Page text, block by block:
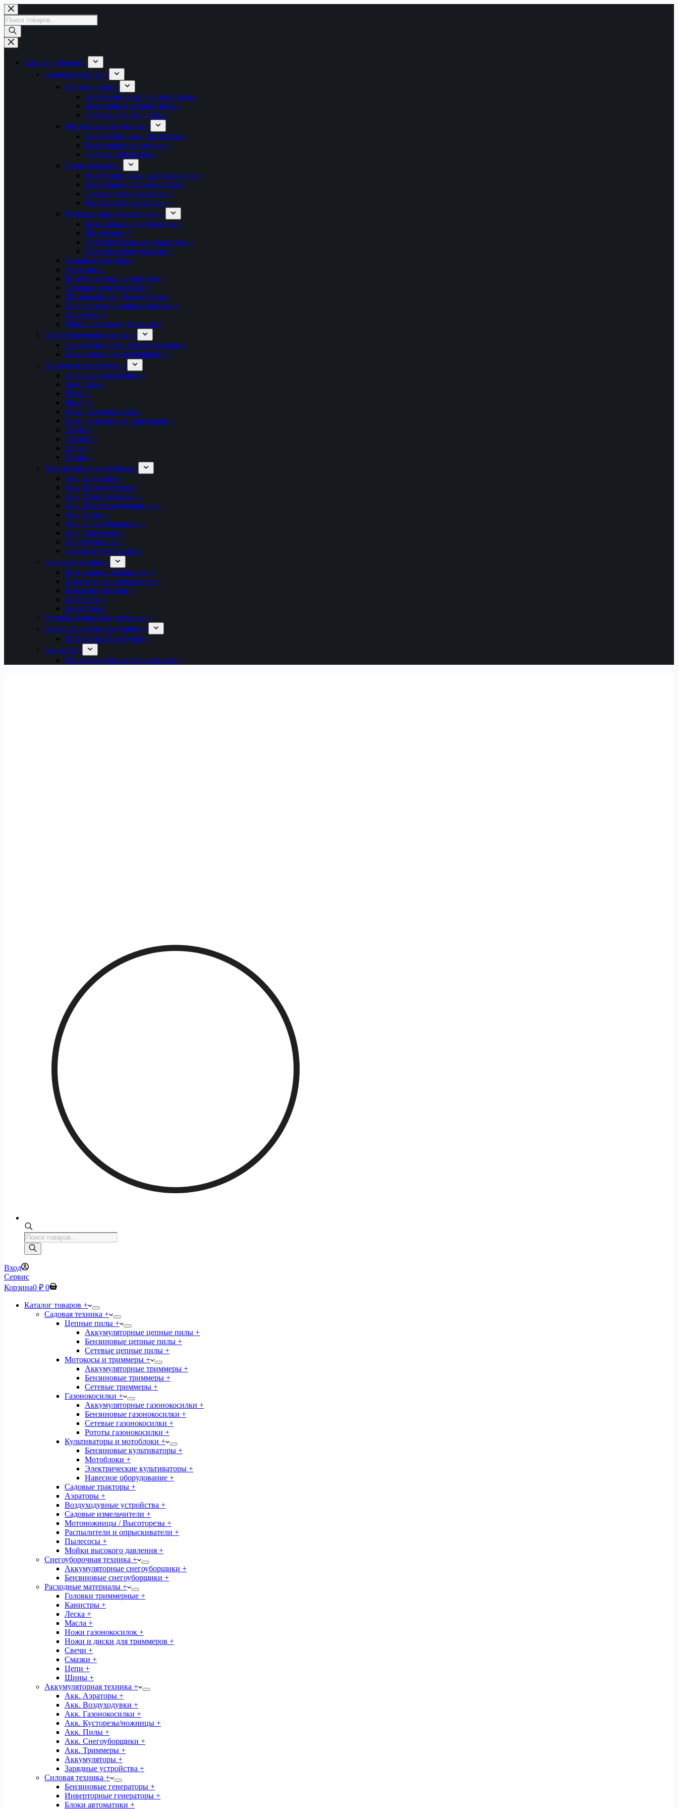
Перейти
к
сути
Поиск
товаров
Каталог товаров +
Садовая техника +
Цепные пилы +
Аккумуляторные цепные пилы +
Бензиновые цепные пилы +
Сетевые цепные пилы +
Мотокосы и триммеры +
Аккумуляторные триммеры +
Бензиновые триммеры +
Сетевые триммеры +
Газонокосилки +
Аккумуляторные газонокосилки +
Бензиновые газонокосилки +
Сетевые газонокосилки +
Рототы газонокосилки +
Культиваторы и мотоблоки +
Бензиновые культиваторы +
Мотоблоки +
Электрические культиваторы +
Навесное оборудование +
Садовые тракторы +
Аэраторы +
Воздуходувные устройства +
Садовые измельчители +
Мотоножницы / Высоторезы +
Распылители и опрыскиватели +
Пылесосы +
Мойки высокого давления +
Снегоуборочная техника +
Аккумуляторные снегоуборщики +
Бензиновые снегоуборщики +
Расходные материалы +
Головки триммерные +
Канистры +
Леска +
Масла +
Ножи газонокосилок +
Ножи и диски для триммеров +
Свечи +
Смазки +
Цепи +
Шины +
Аккумуляторная техника +
Акк. Аэраторы +
Акк. Воздуходувки +
Акк. Газонокосилки +
Акк. Кусторезы/ножницы +
Акк. Пилы +
Акк. Снегоуборщики +
Акк. Триммеры +
Аккумуляторы +
Зарядные устройства +
Силовая техника +
Бензиновые генераторы +
Инверторные генераторы +
Блоки автоматики +
Бензорезы +
Бензобуры +
Ручной садовый инструмент +
Оснастка и комплектующие +
Шнеки для бензобуров +
Запчасти +
Двигатели для садовой техники +
Поиск
товаров
Вход
Сервис
Корзина0 ₽ 0
Каталог товаров +
Садовая техника +
Цепные пилы +
Аккумуляторные цепные пилы +
Бензиновые цепные пилы +
Сетевые цепные пилы +
Мотокосы и триммеры +
Аккумуляторные триммеры +
Бензиновые триммеры +
Сетевые триммеры +
Газонокосилки +
Аккумуляторные газонокосилки +
Бензиновые газонокосилки +
Сетевые газонокосилки +
Рототы газонокосилки +
Культиваторы и мотоблоки +
Бензиновые культиваторы +
Мотоблоки +
Электрические культиваторы +
Навесное оборудование +
Садовые тракторы +
Аэраторы +
Воздуходувные устройства +
Садовые измельчители +
Мотоножницы / Высоторезы +
Распылители и опрыскиватели +
Пылесосы +
Мойки высокого давления +
Снегоуборочная техника +
Аккумуляторные снегоуборщики +
Бензиновые снегоуборщики +
Расходные материалы +
Головки триммерные +
Канистры +
Леска +
Масла +
Ножи газонокосилок +
Ножи и диски для триммеров +
Свечи +
Смазки +
Цепи +
Шины +
Аккумуляторная техника +
Акк. Аэраторы +
Акк. Воздуходувки +
Акк. Газонокосилки +
Акк. Кусторезы/ножницы +
Акк. Пилы +
Акк. Снегоуборщики +
Акк. Триммеры +
Аккумуляторы +
Зарядные устройства +
Силовая техника +
Бензиновые генераторы +
Инверторные генераторы +
Блоки автоматики +